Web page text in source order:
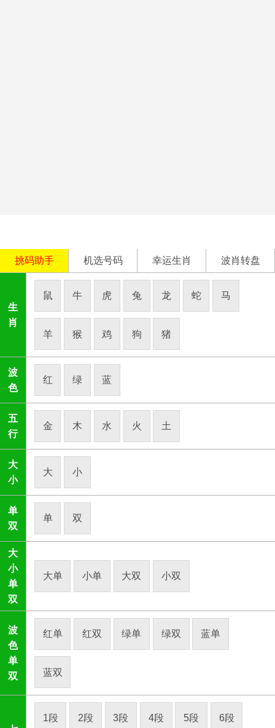
挑码助手 机选号码 幸运生肖 波肖转盘
生
肖
鼠 牛 虎 兔 龙 蛇 马
羊 猴 鸡 狗 猪
波
色
红 绿 蓝
五
行
金 木 水 火 土
大
小
大 小
单
双
单 双
大
小
单
双
大单 小单 大双 小双
波
色
单
双
红单 红双 绿单 绿双 蓝单
蓝双
1段 2段 3段 4段 5段 6段